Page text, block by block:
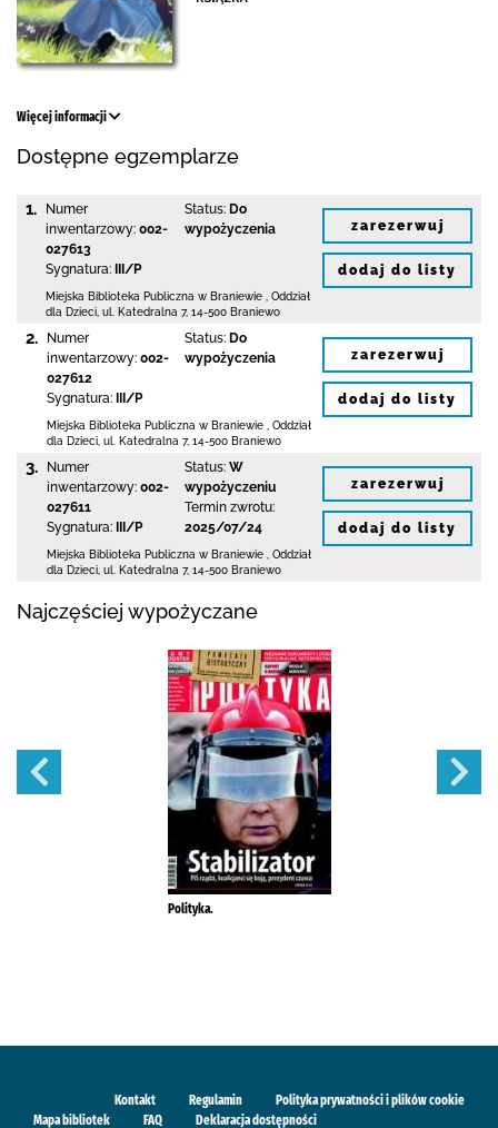
Więcej informacji
Dostępne egzemplarze
1.
Numer
inwentarzowy: 002-
027613
Sygnatura:
III/P
Status: Do
wypożyczenia
Miejska Biblioteka Publiczna w Braniewie
Oddział
dla Dzieci, ul. Katedralna 7, 14-500 Braniewo
zarezerwuj
dodaj do listy
2.
Numer
inwentarzowy: 002-
027612
Sygnatura:
III/P
Status: Do
wypożyczenia
Miejska Biblioteka Publiczna w Braniewie
Oddział
dla Dzieci, ul. Katedralna 7, 14-500 Braniewo
zarezerwuj
dodaj do listy
3.
Numer
inwentarzowy: 002-
027611
Sygnatura:
III/P
Status: W
wypożyczeniu
Termin zwrotu:
2025/07/24
Miejska Biblioteka Publiczna w Braniewie
Oddział
dla Dzieci, ul. Katedralna 7, 14-500 Braniewo
zarezerwuj
dodaj do listy
Najczęściej wypożyczane
Polityka.
Kontakt Regulamin
Polityka prywatności i plików cookie
Mapa bibliotek
FAQ Deklaracja dostępności